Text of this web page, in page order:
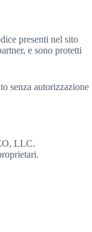
presenti nel sito
e sono protetti
senza autorizzazione
LLC.